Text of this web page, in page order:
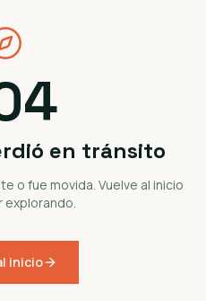
en tránsito
o fue movida. Vuelve al inicio
explorando.
inicio